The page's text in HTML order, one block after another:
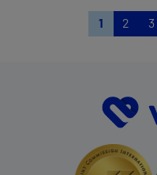
1 2 3